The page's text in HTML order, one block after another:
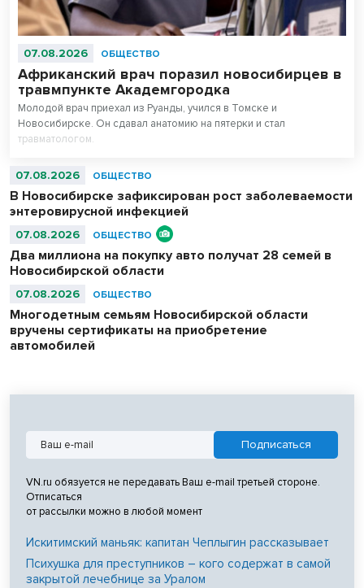
07.08.2026 ОБЩЕСТВО
Африканский врач поразил новосибирцев в
травмпункте Академгородка
Молодой врач приехал из Руанды, учился в Томске и
Новосибирске. Он сдавал анатомию на пятерки и стал
травматологом.
07.08.2026 ОБЩЕСТВО
В Новосибирске зафиксирован рост заболеваемости
энтеровирусной инфекцией
07.08.2026 ОБЩЕСТВО
Два миллиона на покупку авто получат 28 семей в
Новосибирской области
07.08.2026 ОБЩЕСТВО
Многодетным семьям Новосибирской области
вручены сертификаты на приобретение
автомобилей
VN.ru обязуется не передавать Ваш e-mail третьей стороне.
Отписаться
от рассылки можно в любой момент
Искитимский маньяк: капитан Чеплыгин рассказывает
Психушка для преступников – кого содержат в самой
закрытой лечебнице за Уралом